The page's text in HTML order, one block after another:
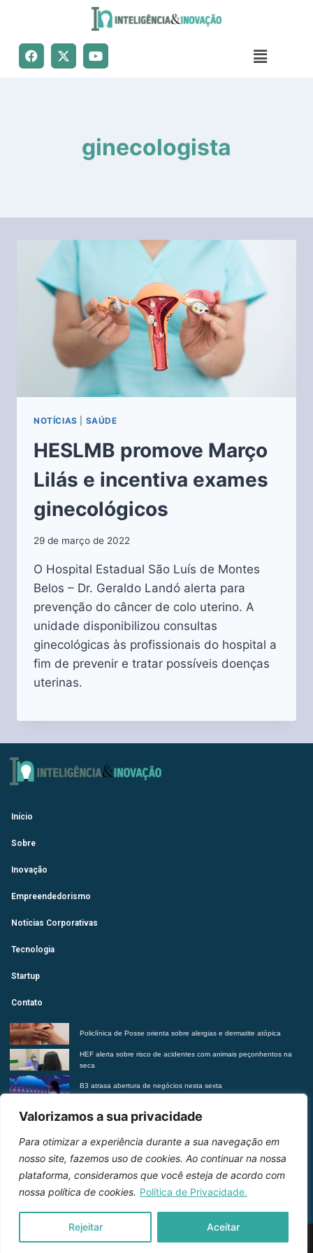
Valorizamos a sua privacidade
Para otimizar a experiência durante a sua navegação em
nosso site, fazemos uso de cookies. Ao continuar na nossa
plataforma, consideramos que você esteja de acordo com
nossa política de cookies. Política de Privacidade.
Rejeitar Aceitar
ginecologista
NOTÍCIAS SAÚDE
HESLMB promove Março
Lilás e incentiva exames
ginecológicos
29 de março de 2022
O Hospital Estadual São Luís de Montes
Belos – Dr. Geraldo Landó alerta para
prevenção do câncer de colo uterino. A
unidade disponibilizou consultas
ginecológicas às profissionais do hospital a
fim de prevenir e tratar possíveis doenças
uterinas.
Início
Sobre
Inovação
Empreendedorismo
Notícias Corporativas
Tecnologia
Startup
Contato
Policlínica de Posse orienta sobre alergias e dermatite atópica
HEF alerta sobre risco de acidentes com animais peçonhentos na
seca
B3 atrasa abertura de negócios nesta sexta
2027
Entre em contato
2026 © Inteligência e Inovação. Todos os direitos
reservados.